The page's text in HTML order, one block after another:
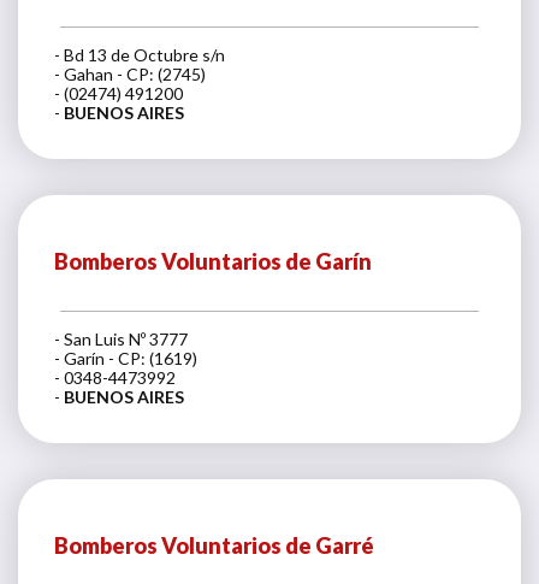
- Bd 13 de Octubre s/n
- Gahan - CP: (2745)
- (02474) 491200
- BUENOS AIRES
Bomberos Voluntarios de Garín
- San Luis Nº 3777
- Garín - CP: (1619)
- 0348-4473992
- BUENOS AIRES
Bomberos Voluntarios de Garré